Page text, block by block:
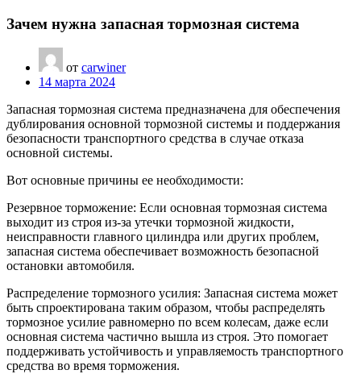
Зачем нужна запасная тормозная система
от carwiner
14 марта 2024
Запасная тормозная система предназначена для обеспечения
дублирования основной тормозной системы и поддержания
безопасности транспортного средства в случае отказа
основной системы.
Вот основные причины ее необходимости:
Резервное торможение: Если основная тормозная система
выходит из строя из-за утечки тормозной жидкости,
неисправности главного цилиндра или других проблем,
запасная система обеспечивает возможность безопасной
остановки автомобиля.
Распределение тормозного усилия: Запасная система может
быть спроектирована таким образом, чтобы распределять
тормозное усилие равномерно по всем колесам, даже если
основная система частично вышла из строя. Это помогает
поддерживать устойчивость и управляемость транспортного
средства во время торможения.